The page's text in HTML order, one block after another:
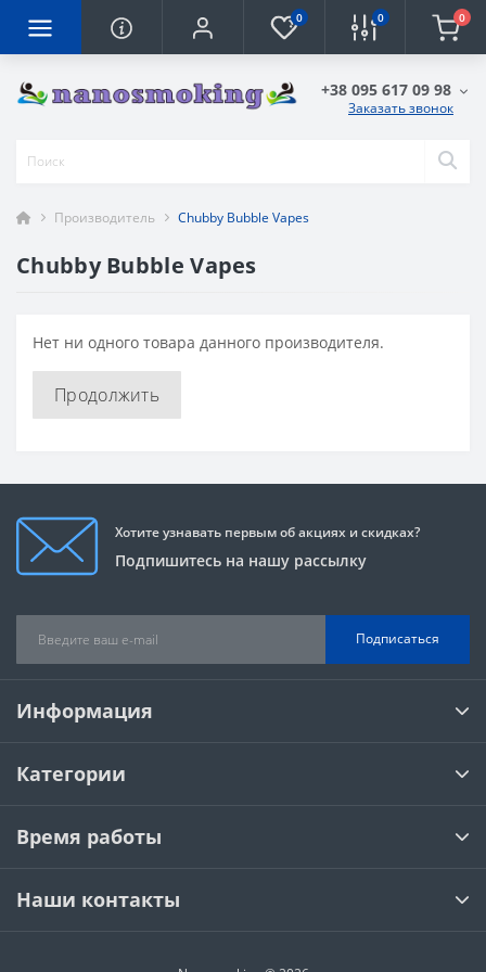
0 0 0
+38 095 617 09 98
Заказать звонок
Производитель Chubby Bubble Vapes
Chubby Bubble Vapes
Нет ни одного товара данного производителя.
Продолжить
Хотите узнавать первым об акциях и скидках?
Подпишитесь на нашу рассылку
Подписаться
Информация
Категории
Время работы
Наши контакты